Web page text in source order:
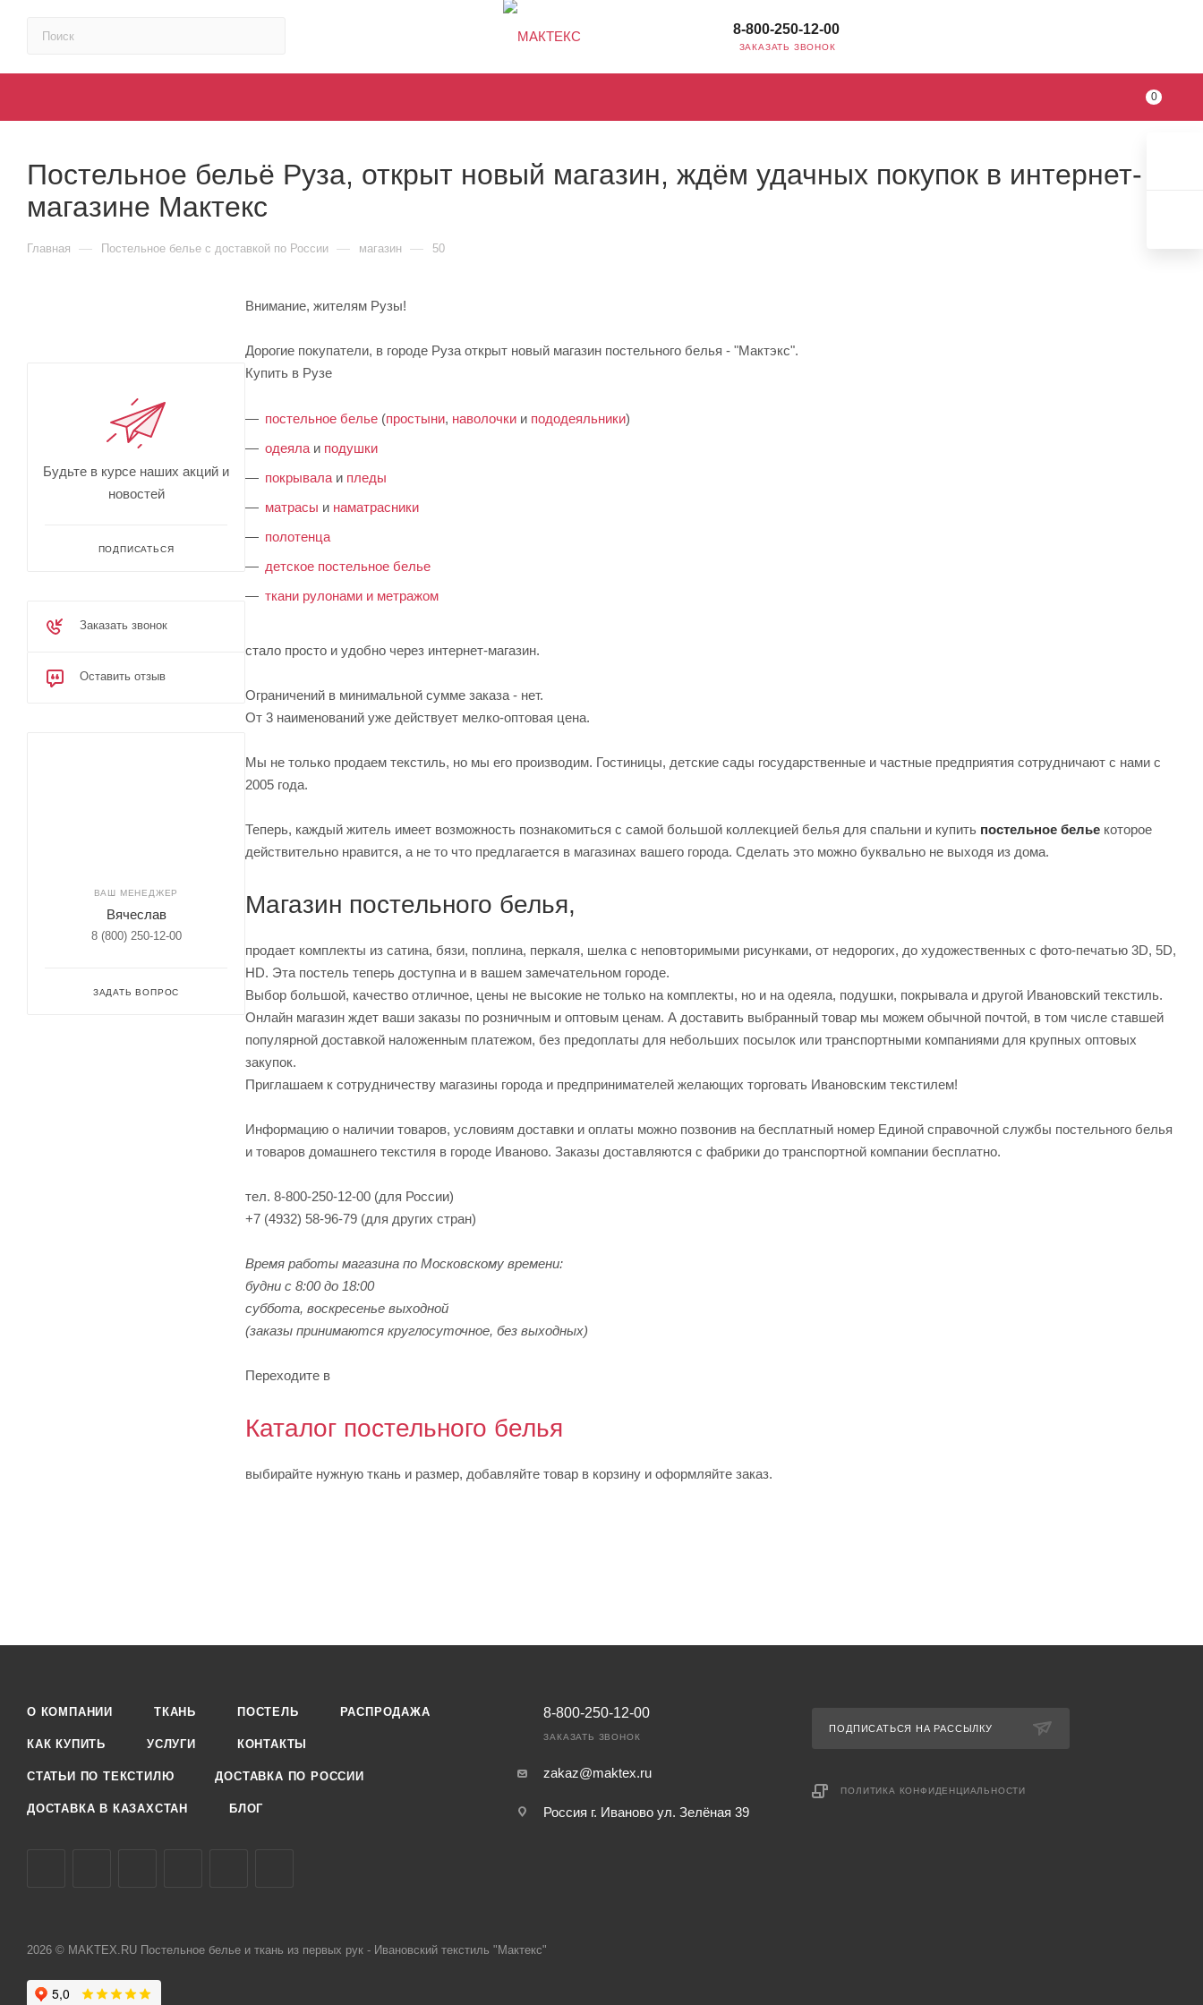
8-800-250-12-00
ЗАКАЗАТЬ ЗВОНОК
0
Постельное бельё Руза, открыт новый магазин, ждём удачных покупок в интернет-
магазине Мактекс
Главная — Постельное белье с доставкой по России — магазин — 50
Внимание, жителям Рузы!
Дорогие покупатели, в городе Руза открыт новый магазин постельного белья - "Мактэкс".
Купить в Рузе
постельное белье (простыни, наволочки и пододеяльники)
одеяла и подушки
покрывала и пледы
матрасы и наматрасники
полотенца
детское постельное белье
ткани рулонами и метражом
стало просто и удобно через интернет-магазин.
Ограничений в минимальной сумме заказа - нет.
От 3 наименований уже действует мелко-оптовая цена.
Мы не только продаем текстиль, но мы его производим. Гостиницы, детские сады государственные и частные предприятия сотрудничают с нами с
2005 года.
Теперь, каждый житель имеет возможность познакомиться с самой большой коллекцией белья для спальни и купить постельное белье которое
действительно нравится, а не то что предлагается в магазинах вашего города. Сделать это можно буквально не выходя из дома.
Магазин постельного белья,
продает комплекты из сатина, бязи, поплина, перкаля, шелка с неповторимыми рисунками, от недорогих, до художественных с фото-печатью 3D, 5D,
HD. Эта постель теперь доступна и в вашем замечательном городе.
Выбор большой, качество отличное, цены не высокие не только на комплекты, но и на одеяла, подушки, покрывала и другой Ивановский текстиль.
Онлайн магазин ждет ваши заказы по розничным и оптовым ценам. А доставить выбранный товар мы можем обычной почтой, в том числе ставшей
популярной доставкой наложенным платежом, без предоплаты для небольших посылок или транспортными компаниями для крупных оптовых
закупок.
Приглашаем к сотрудничеству магазины города и предпринимателей желающих торговать Ивановским текстилем!
Информацию о наличии товаров, условиям доставки и оплаты можно позвонив на бесплатный номер Единой справочной службы постельного белья
и товаров домашнего текстиля в городе Иваново. Заказы доставляются с фабрики до транспортной компании бесплатно.
тел. 8-800-250-12-00 (для России)
+7 (4932) 58-96-79 (для других стран)
Время работы магазина по Московскому времени:
будни с 8:00 до 18:00
суббота, воскресенье выходной
(заказы принимаются круглосуточное, без выходных)
Переходите в
Каталог постельного белья
выбирайте нужную ткань и размер, добавляйте товар в корзину и оформляйте заказ.
Будьте в курсе наших акций и
новостей
ПОДПИСАТЬСЯ
Заказать звонок
Оставить отзыв
ВАШ МЕНЕДЖЕР
Вячеслав
8 (800) 250-12-00
ЗАДАТЬ ВОПРОС
О КОМПАНИИ ТКАНЬ ПОСТЕЛЬ РАСПРОДАЖА
КАК КУПИТЬ УСЛУГИ КОНТАКТЫ
СТАТЬИ ПО ТЕКСТИЛЮ ДОСТАВКА ПО РОССИИ
ДОСТАВКА В КАЗАХСТАН БЛОГ
8-800-250-12-00
ЗАКАЗАТЬ ЗВОНОК
zakaz@maktex.ru
Россия г. Иваново ул. Зелёная 39
ПОДПИСАТЬСЯ НА РАССЫЛКУ
ПОЛИТИКА КОНФИДЕНЦИАЛЬНОСТИ
2026 © MAKTEX.RU Постельное белье и ткань из первых рук - Ивановский текстиль "Мактекс"